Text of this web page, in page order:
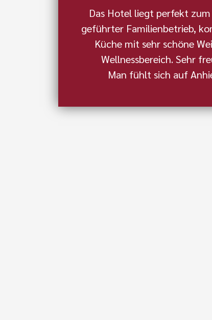
Das Hotel liegt perfekt zum
geführter Familienbetrieb,
Küche mit sehr schöne
Wellnessbereich. Sehr
Man fühlt sich auf